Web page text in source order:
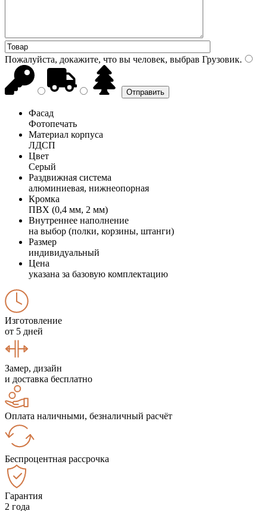
Пожалуйста, докажите, что вы человек, выбрав Грузовик.
Фасад
Фотопечать
Материал корпуса
ЛДСП
Цвет
Серый
Раздвижная система
алюминиевая, нижнеопорная
Кромка
ПВХ (0,4 мм, 2 мм)
Внутреннее наполнение
на выбор (полки, корзины, штанги)
Размер
индивидуальный
Цена
указана за базовую комплектацию
Изготовление
от 5 дней
Замер, дизайн
и доставка бесплатно
Оплата наличными, безналичный расчёт
Беспроцентная рассрочка
Гарантия
2 года